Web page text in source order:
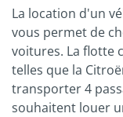
La location d'un
vous permet de
voitures. La flotte
telles que la
transporter 4
souhaitent louer